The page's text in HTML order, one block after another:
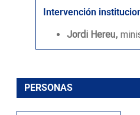
Intervención
Jordi Hereu,
PERSONAS